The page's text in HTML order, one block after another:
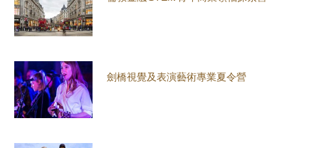
劍橋視覺及表演藝術專業夏令營